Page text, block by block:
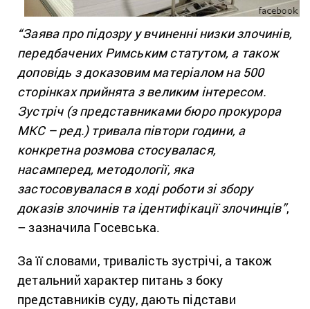
“Заява про підозру у вчиненні низки злочинів,
передбачених Римським статутом, а також
доповідь з доказовим матеріалом на 500
сторінках прийнята з великим інтересом.
Зустріч (з представниками бюро прокурора
МКС – ред.) тривала півтори години, а
конкретна розмова стосувалася,
насамперед, методології, яка
застосовувалася в ході роботи зі збору
доказів злочинів та ідентифікації злочинців”,
– зазначила Госевська.
За її словами, тривалість зустрічі, а також
детальний характер питань з боку
представників суду, дають підстави